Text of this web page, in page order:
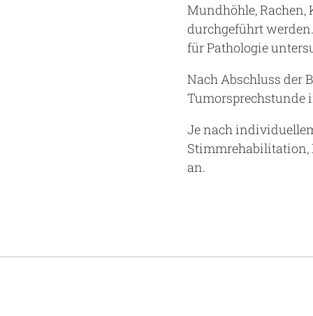
Mundhöhle, Rachen,
durchgeführt
für Pathologie
Nach Abschluss der
Tumorsprechstunde
Je nach
Stimmrehabilitation,
an.